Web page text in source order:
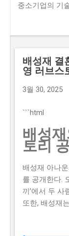
중소기업의 기
한 비용을 지
지원사업에 신
시간이 걸리기
는 자격 요건
는 2026년 농
신청 방법과
다. 그러므로,
를 얻을 수 있
까? 신청 자격
청 방법 탈락
배성재 결
영 러브스
3월 30, 2025
```html
배성
토리
배성재 아나
를 공개한다.
끼’에서 두
또한, 배성재